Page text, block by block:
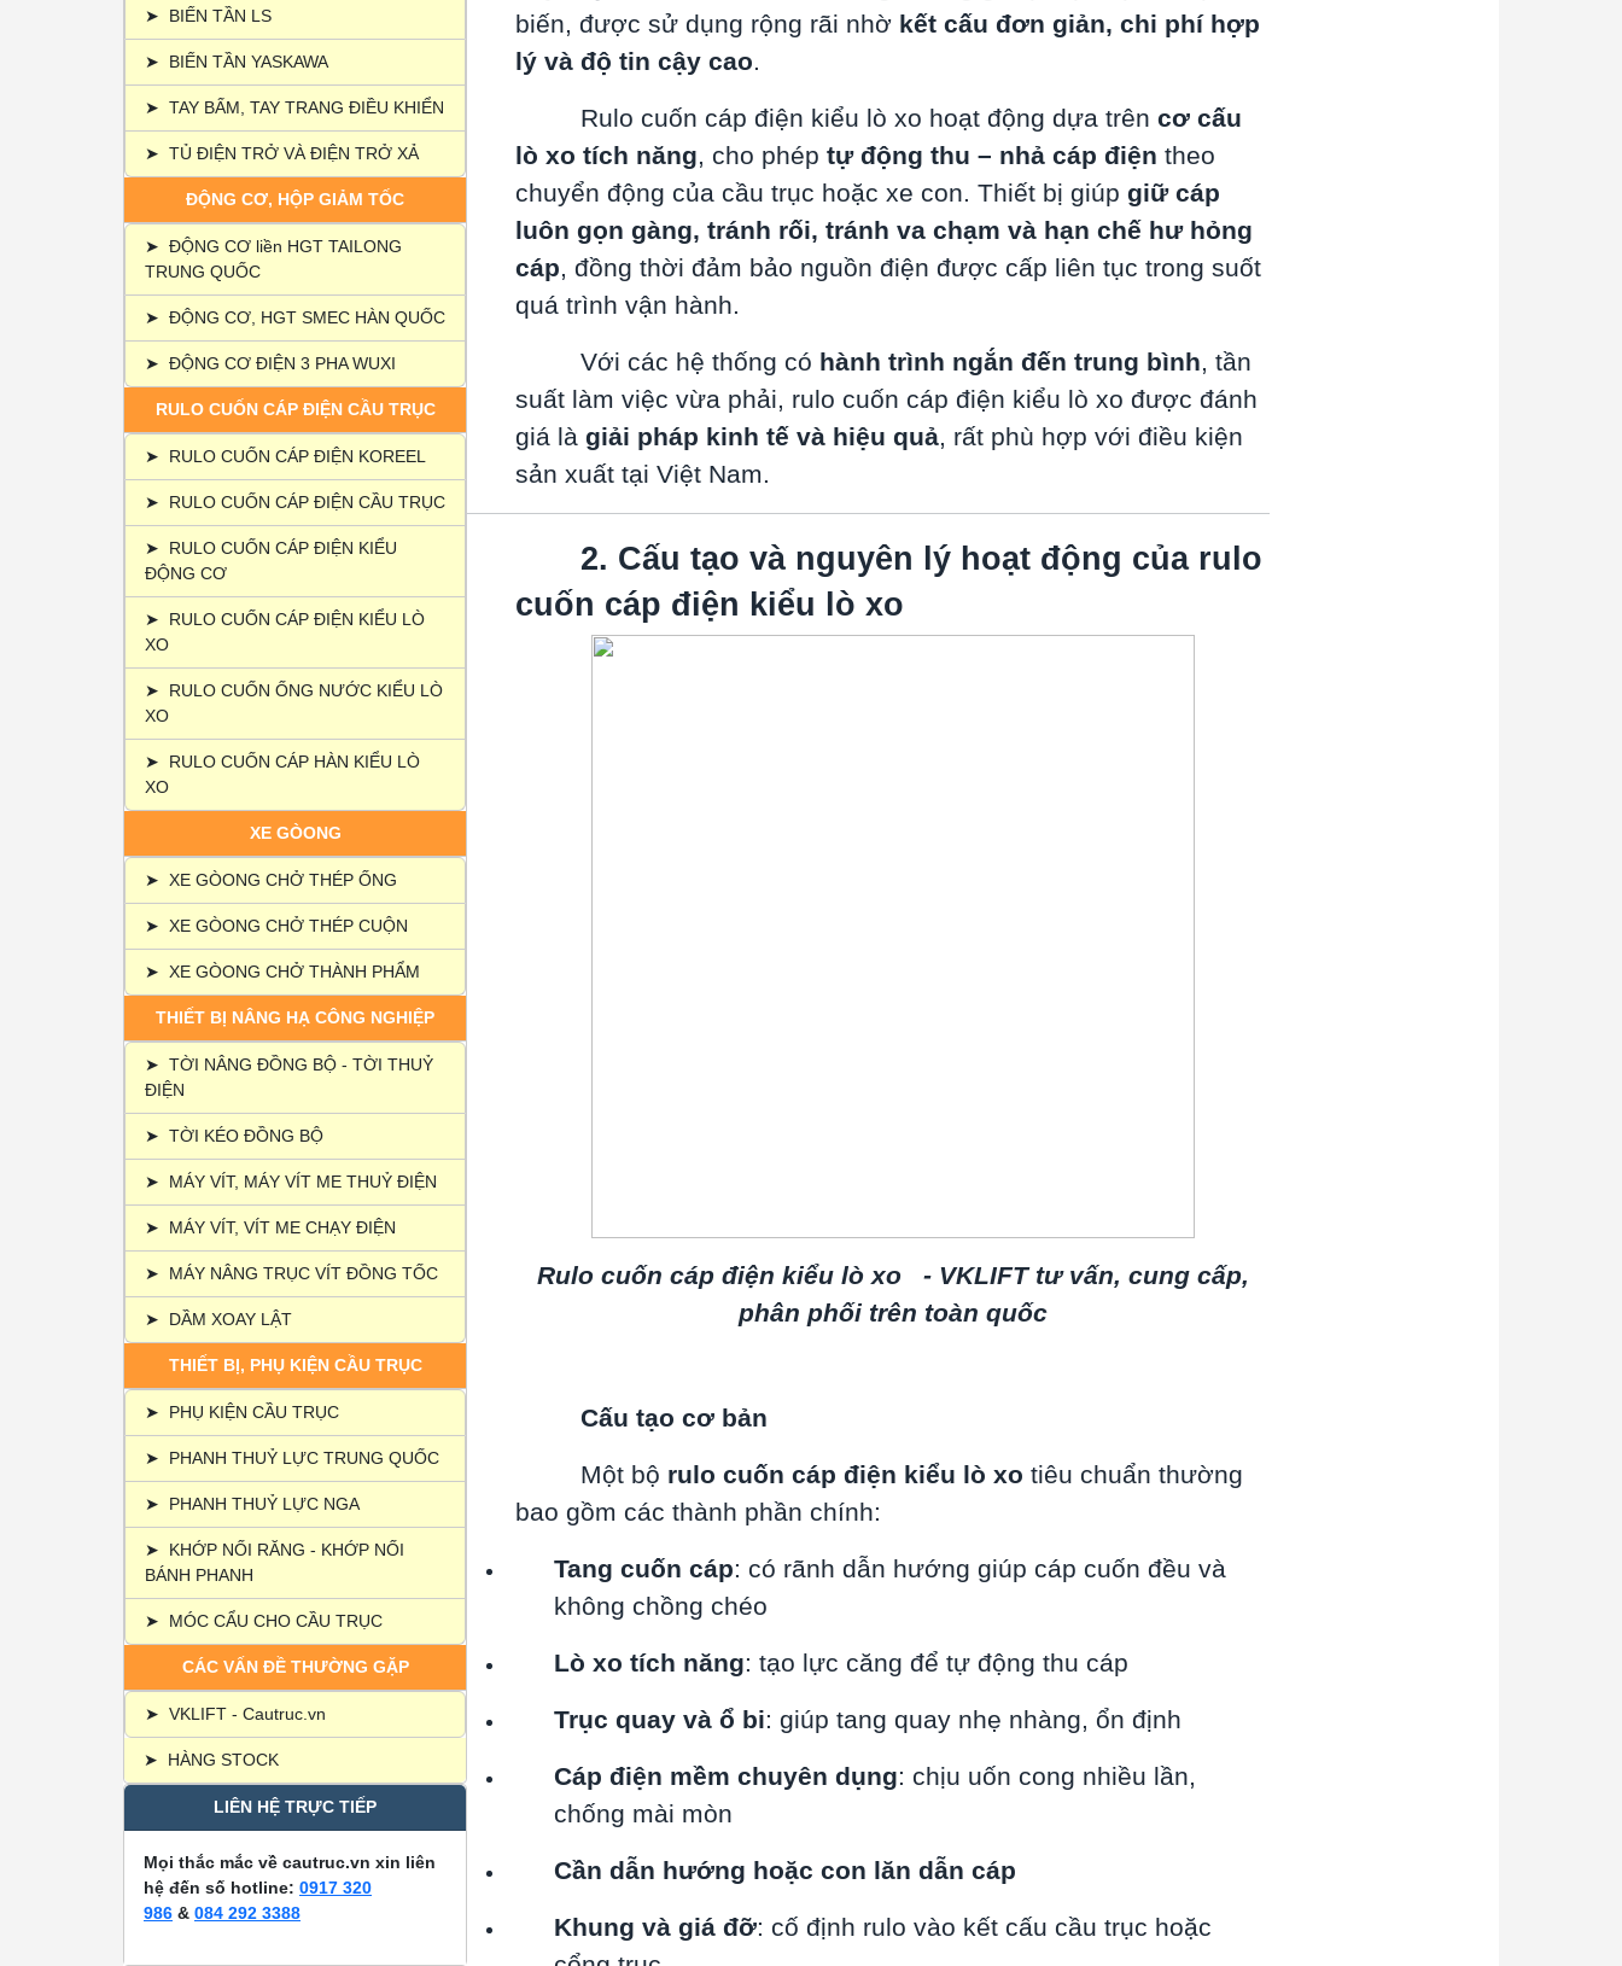
➤ BIẾN TẦN LS
➤ BIẾN TẦN YASKAWA
➤ TAY BẤM, TAY TRANG ĐIỀU KHIỂN
➤ TỦ ĐIỆN TRỞ VÀ ĐIỆN TRỞ XẢ
ĐỘNG CƠ, HỘP GIẢM TỐC
➤ ĐỘNG CƠ liền HGT TAILONG
TRUNG QUỐC
➤ ĐỘNG CƠ, HGT SMEC HÀN QUỐC
➤ ĐỘNG CƠ ĐIỆN 3 PHA WUXI
RULO CUỐN CÁP ĐIỆN CẦU TRỤC
➤ RULO CUỐN CÁP ĐIỆN KOREEL
➤ RULO CUỐN CÁP ĐIỆN CẦU TRỤC
➤
RULO CUỐN CÁP ĐIỆN KIỂU
ĐỘNG CƠ
➤
RULO CUỐN CÁP ĐIỆN KIỂU LÒ
XO
➤
RULO CUỐN ỐNG NƯỚC KIỂU LÒ
XO
➤
RULO CUỐN CÁP HÀN KIỂU LÒ
XO
XE GÒONG
➤ XE GÒONG CHỞ THÉP ỐNG
➤ XE GÒONG CHỞ THÉP CUỘN
➤ XE GÒONG CHỞ THÀNH PHẨM
THIẾT BỊ NÂNG HẠ CÔNG NGHIỆP
➤ TỜI NÂNG ĐỒNG BỘ - TỜI THUỶ
ĐIỆN
➤ TỜI KÉO ĐỒNG BỘ
➤ MÁY VÍT, MÁY VÍT ME THUỶ ĐIỆN
➤ MÁY VÍT, VÍT ME CHẠY ĐIỆN
➤ MÁY NÂNG TRỤC VÍT ĐỒNG TỐC
➤ DẦM XOAY LẬT
THIẾT BỊ, PHỤ KIỆN CẦU TRỤC
➤ PHỤ KIỆN CẦU TRỤC
➤ PHANH THUỶ LỰC TRUNG QUỐC
➤ PHANH THUỶ LỰC NGA
➤
KHỚP NỐI RĂNG - KHỚP NỐI
BÁNH PHANH
➤ MÓC CẨU CHO CẦU TRỤC
CÁC VẤN ĐỀ THƯỜNG GẶP
➤ VKLIFT - Cautruc.vn
➤ HÀNG STOCK
LIÊN HỆ TRỰC TIẾP
Mọi thắc mắc về cautruc.vn xin liên
hệ đến số hotline: 0917 320
986 & 084 292 3388
biến, được sử dụng rộng rãi nhờ kết cấu đơn giản, chi phí hợp
lý và độ tin cậy cao.
Rulo cuốn cáp điện kiểu lò xo hoạt động dựa trên cơ cấu
lò xo tích năng, cho phép tự động thu – nhả cáp điện theo
chuyển động của cầu trục hoặc xe con. Thiết bị giúp giữ cáp
luôn gọn gàng, tránh rối, tránh va chạm và hạn chế hư hỏng
cáp, đồng thời đảm bảo nguồn điện được cấp liên tục trong suốt
quá trình vận hành.
Với các hệ thống có hành trình ngắn đến trung bình, tần
suất làm việc vừa phải, rulo cuốn cáp điện kiểu lò xo được đánh
giá là giải pháp kinh tế và hiệu quả, rất phù hợp với điều kiện
sản xuất tại Việt Nam.
2. Cấu tạo và nguyên lý hoạt động của rulo
cuốn cáp điện kiểu lò xo
Rulo cuốn cáp điện kiểu lò xo - VKLIFT tư vấn, cung cấp,
phân phối trên toàn quốc
Cấu tạo cơ bản
Một bộ rulo cuốn cáp điện kiểu lò xo tiêu chuẩn thường
bao gồm các thành phần chính:
Tang cuốn cáp: có rãnh dẫn hướng giúp cáp cuốn đều và
không chồng chéo
Lò xo tích năng: tạo lực căng để tự động thu cáp
Trục quay và ổ bi: giúp tang quay nhẹ nhàng, ổn định
Cáp điện mềm chuyên dụng: chịu uốn cong nhiều lần,
chống mài mòn
Cần dẫn hướng hoặc con lăn dẫn cáp
Khung và giá đỡ: cố định rulo vào kết cấu cầu trục hoặc